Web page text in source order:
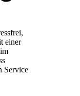
einer
Service